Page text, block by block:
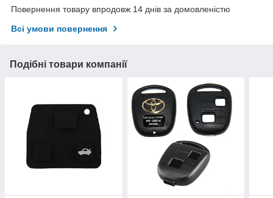
Повернення товару впродовж 14 днів за домовленістю
Всі умови повернення
Подібні товари компанії